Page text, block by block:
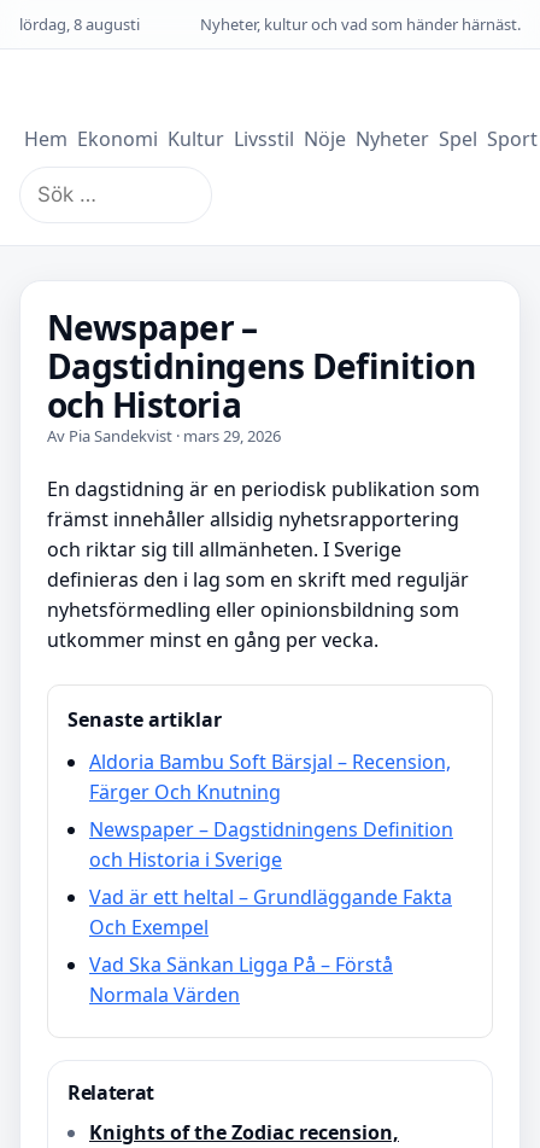
lördag, 8 augusti Nyheter, kultur och vad som händer härnäst.
Hem Ekonomi Kultur Livsstil Nöje Nyheter Spel Sport
Sök
efter:
Newspaper –
Dagstidningens Definition
och Historia
Av Pia Sandekvist · mars 29, 2026
En dagstidning är en periodisk publikation som
främst innehåller allsidig nyhetsrapportering
och riktar sig till allmänheten. I Sverige
definieras den i lag som en skrift med reguljär
nyhetsförmedling eller opinionsbildning som
utkommer minst en gång per vecka.
Senaste artiklar
Aldoria Bambu Soft Bärsjal – Recension,
Färger Och Knutning
Newspaper – Dagstidningens Definition
och Historia i Sverige
Vad är ett heltal – Grundläggande Fakta
Och Exempel
Vad Ska Sänkan Ligga På – Förstå
Normala Värden
Relaterat
Knights of the Zodiac recension,